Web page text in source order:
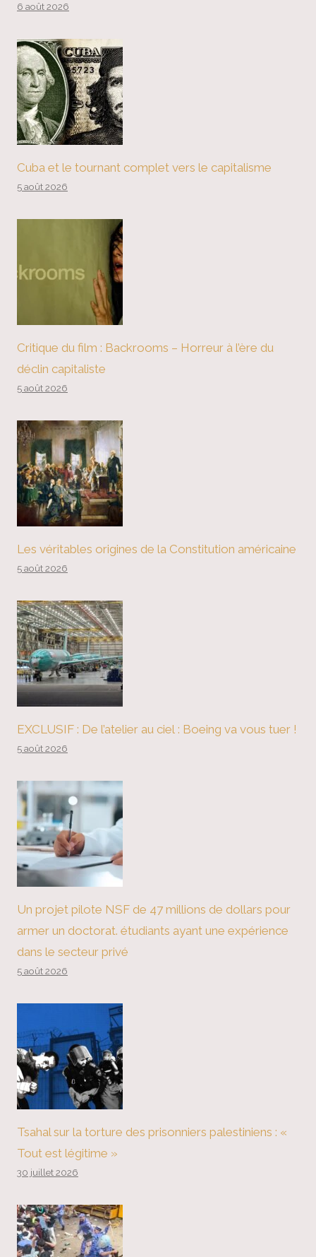
6 août 2026
Cuba et le tournant complet vers le capitalisme
5 août 2026
Critique du film : Backrooms – Horreur à l’ère du
déclin capitaliste
5 août 2026
Les véritables origines de la Constitution américaine
5 août 2026
EXCLUSIF : De l’atelier au ciel : Boeing va vous tuer !
5 août 2026
Un projet pilote NSF de 47 millions de dollars pour
armer un doctorat. étudiants ayant une expérience
dans le secteur privé
5 août 2026
Tsahal sur la torture des prisonniers palestiniens : «
Tout est légitime »
30 juillet 2026